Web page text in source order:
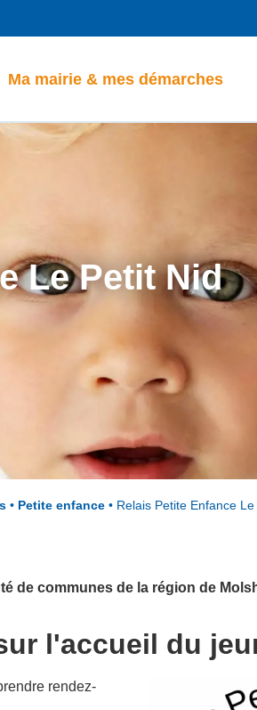
Ma mairie & mes démarches
Le Petit Nid
• Petite enfance • Relais Petite Enfance Le
de communes de la région de
l'accueil du
rendez-